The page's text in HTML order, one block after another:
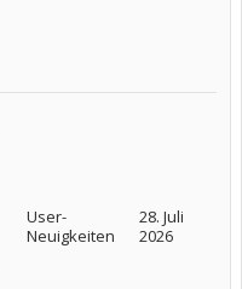
User-
Neuigkeiten
28. Juli
2026